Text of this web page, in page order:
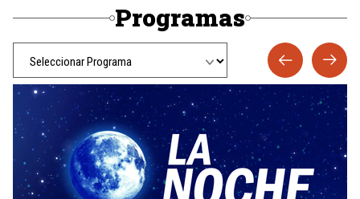
Programas